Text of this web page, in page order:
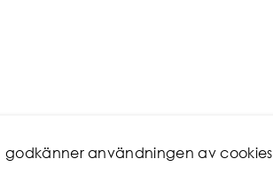
användningen av cookies